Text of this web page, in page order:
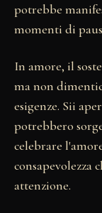
potrebbe
momenti di
In amore, il
ma non
esigenze. Sii
potrebbero
celebrare
consapevolezza
attenzione.